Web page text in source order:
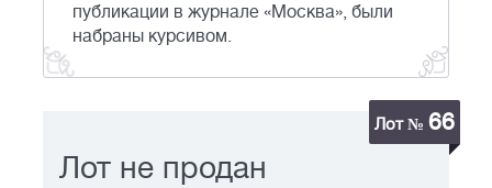
публикации в журнале «Москва», были
набраны курсивом.
Лот № 66
Лот не продан